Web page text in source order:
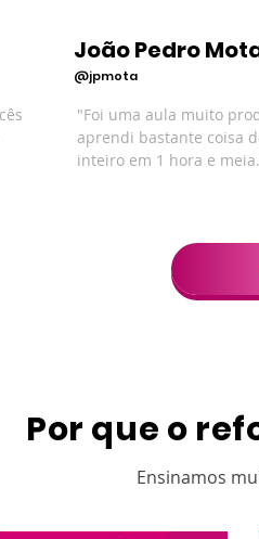
João Pedro
@jpmota
"Foi uma aula muito
aprendi bastante coisa
inteiro em 1 hora e
Por que o
Ensinamos